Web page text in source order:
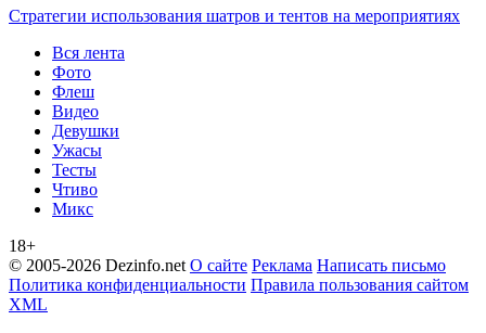
Стратегии использования шатров и тентов на мероприятиях
Вся лента
Фото
Флеш
Видео
Девушки
Ужасы
Тесты
Чтиво
Микс
18+
© 2005-2026 Dezinfo.net О сайте Реклама Написать письмо
Политика конфиденциальности Правила пользования сайтом
XML